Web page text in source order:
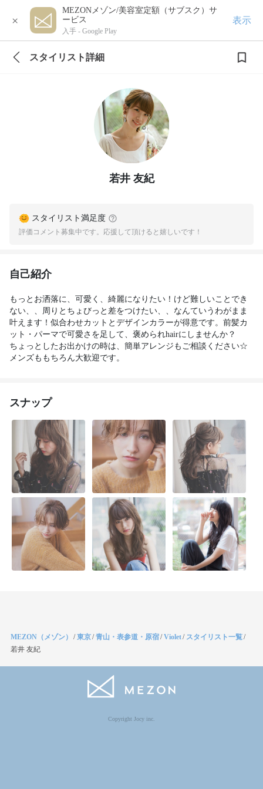
×
MEZONメゾン/美容室定額（サブスク）サ
ービス
入手 - Google Play
表示
スタイリスト詳細
若井 友紀
スタイリスト満足度
評価コメント募集中です。応援して頂けると嬉しいです！
自己紹介
もっとお洒落に、可愛く、綺麗になりたい！けど難しいことでき
ない、、周りとちょびっと差をつけたい、、なんていうわがまま
叶えます！似合わせカットとデザインカラーが得意です。前髪カ
ット・パーマで可愛さを足して、褒められhairにしませんか？
ちょっとしたお出かけの時は、簡単アレンジもご相談ください☆
メンズももちろん大歓迎です。
スナップ
MEZON（メゾン） /東京/青山・表参道・原宿/Violet/ スタイリスト一覧/
若井 友紀
Copyright Jocy inc.